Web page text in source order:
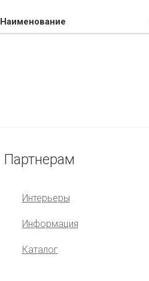
Наименование
Партнерам
Интерьеры
Информация
Каталог